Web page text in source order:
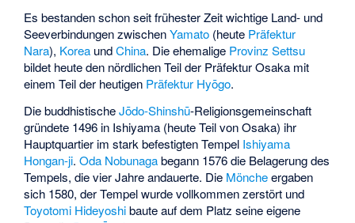
Es bestanden schon seit frühester Zeit wichtige Land- und
Seeverbindungen zwischenYamato (heute Präfektur
Nara), Korea undChina. Die ehemalige Provinz Settsu
bildet heute den nördlichen Teil der Präfektur Osaka mit
einem Teil der heutigen Präfektur Hyōgo.
Die buddhistischeJōdo-Shinshū-Religionsgemeinschaft
gründete 1496 in Ishiyama (heute Teil von Osaka) ihr
Hauptquartier im stark befestigten Tempel Ishiyama
Hongan-ji.Oda Nobunagabegann 1576 die Belagerung des
Tempels, die vier Jahre andauerte. Die Möncheergaben
sich 1580, der Tempel wurde vollkommen zerstört und
Toyotomi Hideyoshibaute auf dem Platz seine eigene